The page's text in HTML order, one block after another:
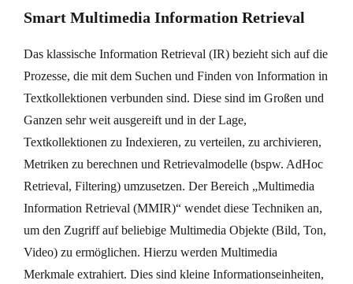
Smart Multimedia Information Retrieval
Das klassische Information Retrieval (IR) bezieht sich auf die
Prozesse, die mit dem Suchen und Finden von Information in
Textkollektionen verbunden sind. Diese sind im Großen und
Ganzen sehr weit ausgereift und in der Lage,
Textkollektionen zu Indexieren, zu verteilen, zu archivieren,
Metriken zu berechnen und Retrievalmodelle (bspw. AdHoc
Retrieval, Filtering) umzusetzen. Der Bereich „Multimedia
Information Retrieval (MMIR)“ wendet diese Techniken an,
um den Zugriff auf beliebige Multimedia Objekte (Bild, Ton,
Video) zu ermöglichen. Hierzu werden Multimedia
Merkmale extrahiert. Dies sind kleine Informationseinheiten,